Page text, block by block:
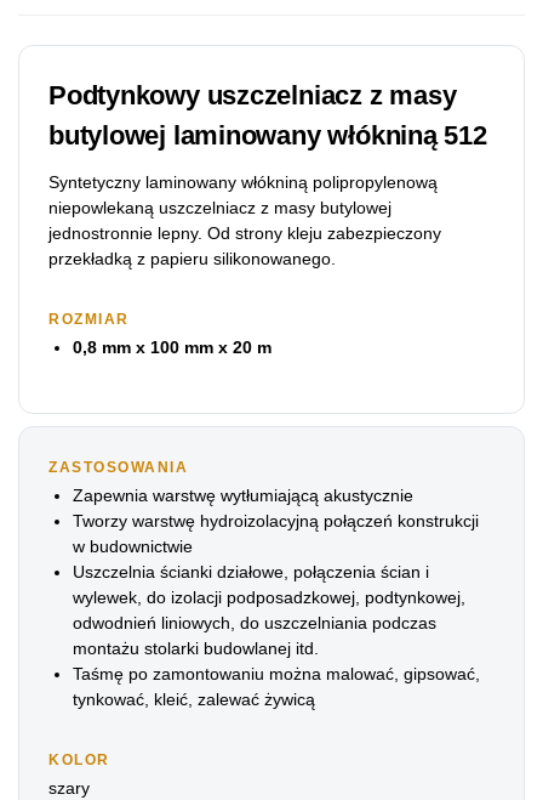
Podtynkowy uszczelniacz z masy
butylowej laminowany włókniną 512
Syntetyczny laminowany włókniną polipropylenową
niepowlekaną uszczelniacz z masy butylowej
jednostronnie lepny. Od strony kleju zabezpieczony
przekładką z papieru silikonowanego.
ROZMIAR
0,8 mm x 100 mm x 20 m
ZASTOSOWANIA
Zapewnia warstwę wytłumiającą akustycznie
Tworzy warstwę hydroizolacyjną połączeń konstrukcji
w budownictwie
Uszczelnia ścianki działowe, połączenia ścian i
wylewek, do izolacji podposadzkowej, podtynkowej,
odwodnień liniowych, do uszczelniania podczas
montażu stolarki budowlanej itd.
Taśmę po zamontowaniu można malować, gipsować,
tynkować, kleić, zalewać żywicą
KOLOR
szary